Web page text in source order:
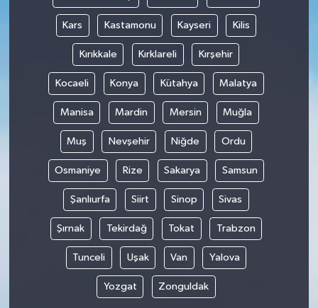
Kars Kastamonu Kayseri Kilis
Kırıkkale Kırklareli Kırşehir
Kocaeli Konya Kütahya Malatya
Manisa Mardin Mersin Muğla
Muş Nevşehir Niğde Ordu
Osmaniye Rize Sakarya Samsun
Şanlıurfa Siirt Sinop Sivas
Şırnak Tekirdağ Tokat Trabzon
Tunceli Uşak Van Yalova
Yozgat Zonguldak